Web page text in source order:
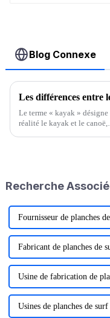
Blog Connexe
Le terme « kayak » désigne
réalité le kayak et le canoë,
Recherche
Fournisseur de planches
Fabricant de planches de
Usine de fabrication de
Usines de planches de